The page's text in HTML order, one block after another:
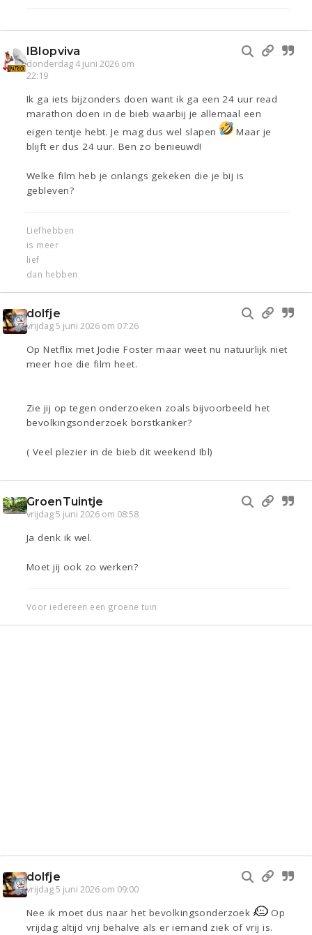
IBIopviva
donderdag 4 juni 2026 om
22:19
Ik ga iets bijzonders doen want ik ga een 24 uur read
marathon doen in de bieb waarbij je allemaal een
eigen tentje hebt. Je mag dus wel slapen
Maar je
blijft er dus 24 uur. Ben zo benieuwd!
Welke film heb je onlangs gekeken die je bij is
gebleven?
Liefhebben
is meer
lief
dan hebben
dolfje
vrijdag 5 juni 2026 om 07:26
Op Netflix met Jodie Foster maar weet nu natuurlijk niet
meer hoe die film heet.
Zie jij op tegen onderzoeken zoals bijvoorbeeld het
bevolkingsonderzoek borstkanker?
( Veel plezier in de bieb dit weekend Ibl)
GroenTuintje
vrijdag 5 juni 2026 om 08:58
Ja denk ik wel.
Moet jij ook zo werken?
Voor iedereen een groene tuin
dolfje
vrijdag 5 juni 2026 om 09:00
Nee ik moet dus naar het bevolkingsonderzoek
Op
vrijdag altijd vrij behalve als er iemand ziek of vrij is.